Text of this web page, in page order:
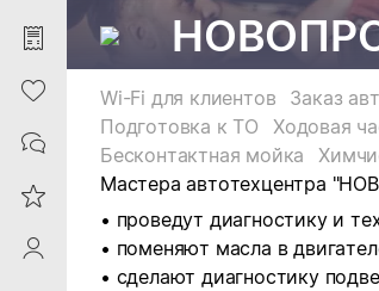
Purchases
Heart
Contacts
Reviews
ProfileSaby
Wi-Fi для клиентов Заказ
Подготовка к ТО
Ходовая
Бесконтактная мойка
Мастера автотехцентра
• проведут диагностику и
• поменяют масла в
• сделают диагностику